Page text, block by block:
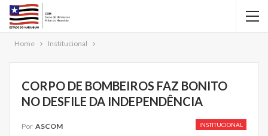
Home Institucional
CORPO DE BOMBEIROS FAZ BONITO
NO DESFILE DA INDEPENDÊNCIA
INSTITUCIONAL
Por ASCOM